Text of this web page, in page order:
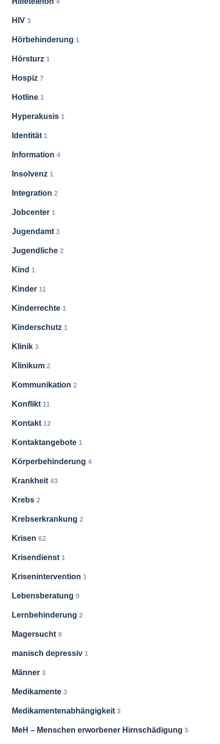
4
HIV 3
Hörbehinderung 1
Hörsturz 1
Hospiz 7
Hotline 1
Hyperakusis 1
Identität 1
Information 4
Insolvenz 1
Integration 2
Jobcenter 1
Jugendamt 3
Jugendliche 2
Kind 1
Kinder 11
Kinderrechte 1
Kinderschutz 1
Klinik 3
Klinikum 2
Kommunikation 2
Konflikt 11
Kontakt 12
Kontaktangebote 1
Körperbehinderung 4
Krankheit 43
Krebs 2
Krebserkrankung 2
Krisen 62
Krisendienst 1
Krisenintervention 1
Lebensberatung 9
Lernbehinderung 2
Magersucht 9
manisch depressiv 1
Männer 3
Medikamente 3
Medikamentenabhängigkeit 3
MeH – Menschen erworbener Hirnschädigung 5